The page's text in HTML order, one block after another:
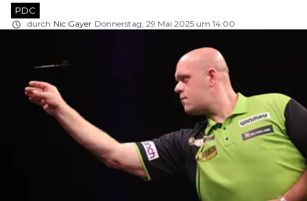
PDC
durch Nic Gayer Donnerstag, 29 Mai 2025 um 14:00